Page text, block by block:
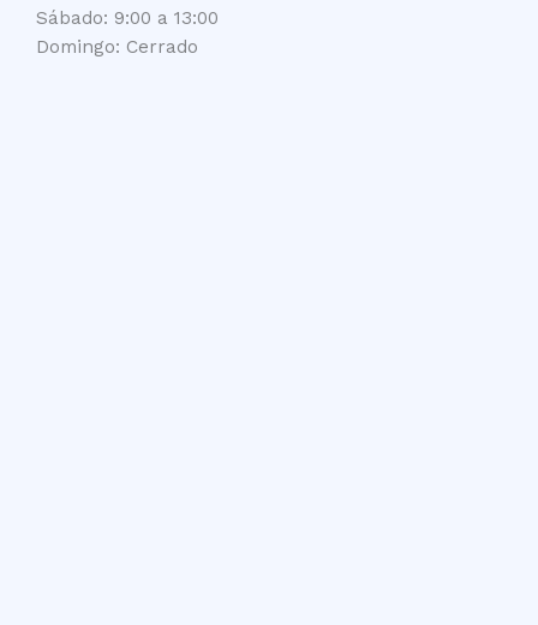
Sábado: 9:00 a 13:00
Domingo: Cerrado